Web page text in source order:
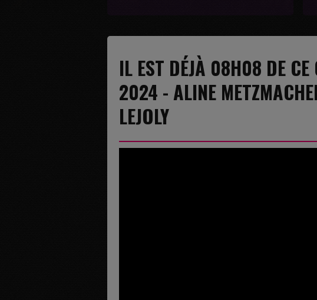
IL EST DÉJÀ 08H08 DE
2024 - ALINE
LEJOLY